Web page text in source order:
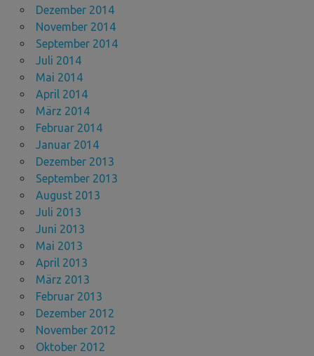
Dezember 2014
November 2014
September 2014
Juli 2014
Mai 2014
April 2014
März 2014
Februar 2014
Januar 2014
Dezember 2013
September 2013
August 2013
Juli 2013
Juni 2013
Mai 2013
April 2013
März 2013
Februar 2013
Dezember 2012
November 2012
Oktober 2012